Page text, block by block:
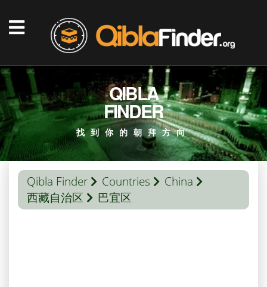
QIBLA
FINDER
找到你的朝拜方向
Qibla Finder Countries
China
西藏自治区
巴宜区